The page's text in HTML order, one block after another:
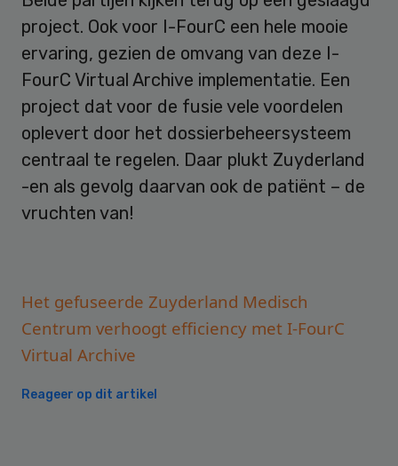
project. Ook voor I-FourC een hele mooie
ervaring, gezien de omvang van deze I-
FourC Virtual Archive implementatie. Een
project dat voor de fusie vele voordelen
oplevert door het dossierbeheersysteem
centraal te regelen. Daar plukt Zuyderland
-en als gevolg daarvan ook de patiënt – de
vruchten van!
Het gefuseerde Zuyderland Medisch
Centrum verhoogt efficiency met I-FourC
Virtual Archive
Reageer op dit artikel